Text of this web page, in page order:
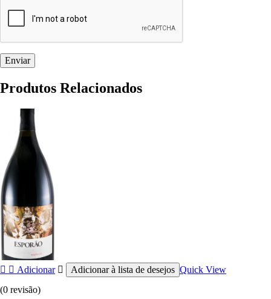
Produtos Relacionados
Adicionar Adicionar à lista de desejos Quick View
(0 revisão)